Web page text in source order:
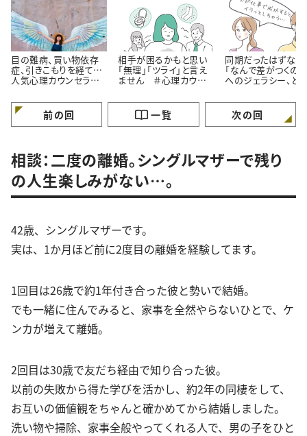
目の難病、買い物依存
症、引きこもりを経て…
人気心理カウンセラー
る」たった一つの方法
相手が困るかもと思い
「無理」「ツライ」と言え
ません ＃心理カウン
する考え方
同期だったはずな
「なんで差がつくの？
へのジェラシー、ど
ラーうさこの心を軽
る考え方
前の回 一覧 次の回
相談：二度の離婚。シングルマザーで残り
の人生楽しみがない…。
42歳、シングルマザーです。
実は、1か月ほど前に2度目の離婚を経験してます。
1回目は26歳で約1年付き合った彼と勢いで結婚。
でも一緒に住んでみると、家事を全然やらないひとで、ケ
ンカが増えて離婚。
2回目は30歳で友だち経由で知り合った彼。
以前の失敗から得た学びを活かし、約2年の同棲をして、
お互いの価値観をちゃんと確かめてから結婚しました。
洗い物や掃除、家事全般やってくれる人で、男の子をひと